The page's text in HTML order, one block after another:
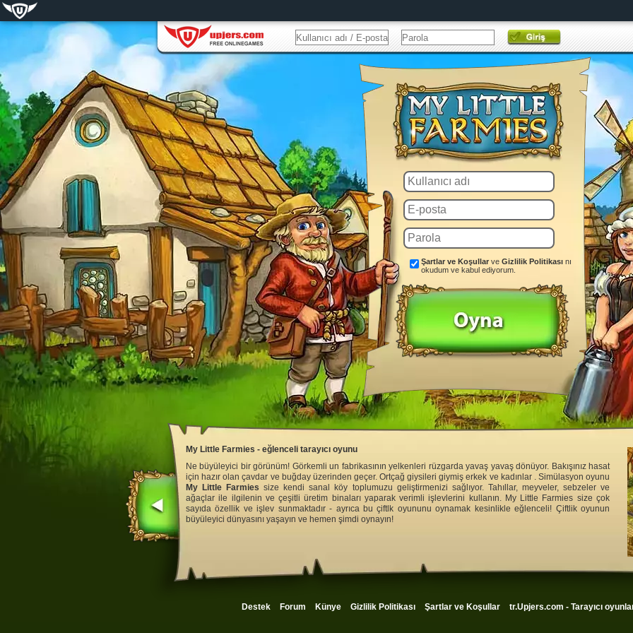
Şartlar ve Koşullar ve Gizlilik Politikası nı
okudum ve kabul ediyorum.
Destek Forum Künye Gizlilik Politikası Şartlar ve Koşullar tr.Upjers.com - Tarayıcı
My Little Farmies - eğlenceli tarayıcı oyunu
Ne büyüleyici bir görünüm! Görkemli un fabrikasının yelkenleri rüzgarda yavaş yavaş dönüyor. Bakışınız hasat
için hazır olan çavdar ve buğday üzerinden geçer. Ortçağ giysileri giymiş erkek ve kadınlar . Simülasyon oyunu
My Little Farmies size kendi sanal köy toplumuzu geliştirmenizi sağlıyor. Tahıllar, meyveler, sebzeler ve
ağaçlar ile ilgilenin ve çeşitli üretim binaları yaparak verimli işlevlerini kullanın. My Little Farmies size çok
sayıda özellik ve işlev sunmaktadır - ayrıca bu çiftlk oyununu oynamak kesinlikle eğlenceli! Çiftlik oyunun
büyüleyici dünyasını yaşayın ve hemen şimdi oynayın!